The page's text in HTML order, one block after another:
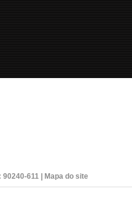
611 | Mapa do site